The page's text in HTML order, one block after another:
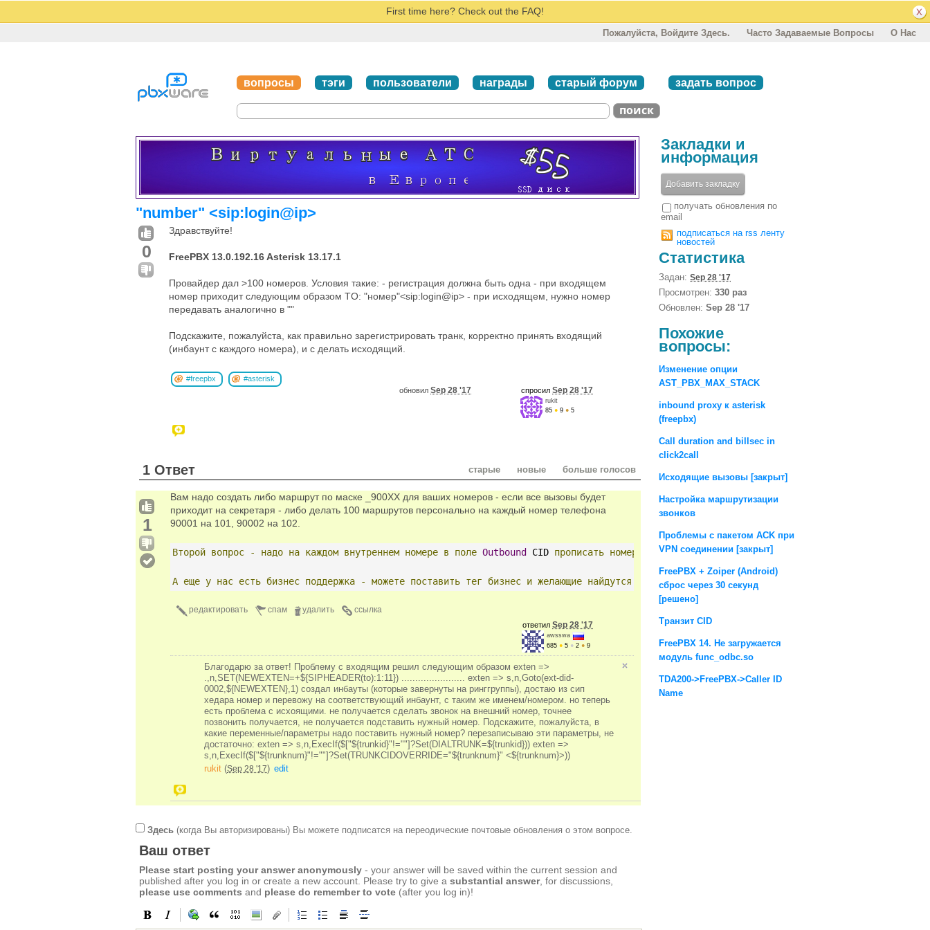
First time here? Check out the FAQ!
Пожалуйста, Войдите Здесь. Часто Задаваемые Вопросы О Нас
вопросы тэги пользователи награды старый форум задать вопрос
"number" <sip:login@ip>
0
Здравствуйте!
FreePBX 13.0.192.16 Asterisk 13.17.1
Провайдер дал >100 номеров. Условия такие: - регистрация должна быть одна - при входящем
номер приходит следующим образом TO: "номер"<sip:login@ip> - при исходящем, нужно номер
передавать аналогично в ""
Подскажите, пожалуйста, как правильно зарегистрировать транк, корректно принять входящий
(инбаунт с каждого номера), и с делать исходящий.
#freepbx
#asterisk
спросил Sep 28 '17
rukit
85 ● 9 ● 5
обновил Sep 28 '17
1 Ответ старые новые больше голосов
1
Вам надо создать либо маршрут по маске _900XX для ваших номеров - если все вызовы будет
приходит на секретаря - либо делать 100 маршрутов персонально на каждый номер телефона
90001 на 101, 90002 на 102.
Второй вопрос - надо на каждом внутреннем номере в поле Outbound CID прописать номер который вы будете отсылать
А еще у нас есть бизнес поддержка - можете поставить тег бизнес и желающие найдутся
ссылка
удалить
спам
редактировать
ответил Sep 28 '17
awsswa
685 ● 5 ● 2 ● 9
Благодарю за ответ! Проблему с входящим решил следующим образом exten =>
.,n,SET(NEWEXTEN=+${SIPHEADER(to):1:11}) ....................... exten => s,n,Goto(ext-did-
0002,${NEWEXTEN},1) создал инбауты (которые завернуты на ринггруппы), достаю из сип
хедара номер и перевожу на соответствующий инбаунт, с таким же именем/номером. но теперь
есть проблема с исхоящими. не получается сделать звонок на внешний номер, точнее
позвонить получается, не получается подставить нужный номер. Подскажите, пожалуйста, в
какие переменные/параметры надо поставить нужный номер? перезаписываю эти параметры, не
достаточно: exten => s,n,ExecIf($["${trunkid}"!=""]?Set(DIALTRUNK=${trunkid})) exten =>
s,n,ExecIf($["${trunknum}"!=""]?Set(TRUNKCIDOVERRIDE="${trunknum}" <${trunknum}>))
rukit (Sep 28 '17) edit
Здесь (когда Вы авторизированы) Вы можете подписатся на переодические почтовые обновления о этом вопросе.
Ваш ответ
Please start posting your answer anonymously - your answer will be saved within the current session and
published after you log in or create a new account. Please try to give a substantial answer, for discussions,
please use comments and please do remember to vote (after you log in)!
Закладки и
информация
Добавить закладку
получать обновления по
email
подписаться на rss ленту
новостей
Статистика
Задан: Sep 28 '17
Просмотрен: 330 раз
Обновлен: Sep 28 '17
Похожие
вопросы:
Изменение опции
AST_PBX_MAX_STACK
inbound proxy к asterisk
(freepbx)
Call duration and billsec in
click2call
Исходящие вызовы [закрыт]
Настройка маршрутизации
звонков
Проблемы с пакетом ACK при
VPN соединении [закрыт]
FreePBX + Zoiper (Android)
сброс через 30 секунд
[решено]
Транзит CID
FreePBX 14. Не загружается
модуль func_odbc.so
TDA200->FreePBX->Caller ID
Name